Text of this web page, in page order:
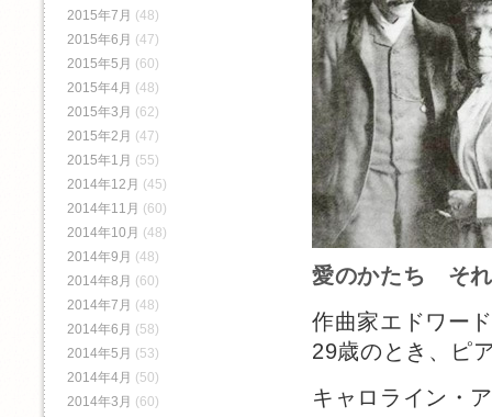
愛のかたち そ
作曲家エドワー
29歳のとき、ピ
キャロライン・
2015年7月 (48)
2015年6月 (47)
2015年5月 (60)
2015年4月 (48)
2015年3月 (62)
2015年2月 (47)
2015年1月 (55)
2014年12月 (45)
2014年11月 (60)
2014年10月 (48)
2014年9月 (48)
2014年8月 (60)
2014年7月 (48)
2014年6月 (58)
2014年5月 (53)
2014年4月 (50)
2014年3月 (60)